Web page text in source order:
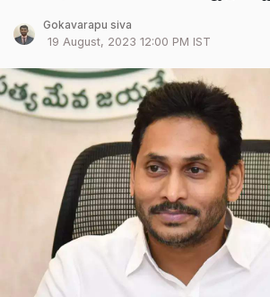
Gokavarapu siva
19 August, 2023 12:00 PM IST